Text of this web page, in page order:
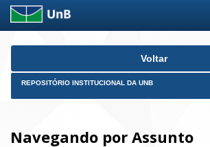
Skip
Voltar
REPOSITÓRIO INSTITUCIONAL DA UNB
Navegando por Assunto